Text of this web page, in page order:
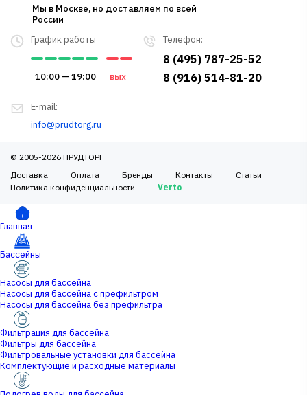
Телефон:
8 (495) 787-25-52
8 (916) 514-81-20
График работы
10:00 — 19:00 вых
E-mail:
info@prudtorg.ru
Мы в Москве, но доставляем по всей
России
© 2005-2026 ПРУДТОРГ
Доставка
Оплата Бренды Контакты
Статьи
Политика конфиденциальности
Verto
Главная
Бассейны
Насосы для бассейна
Насосы для бассейна с префильтром
Насосы для бассейна без префильтра
Фильтрация для бассейна
Фильтры для бассейна
Фильтровальные установки для бассейна
Комплектующие и расходные материалы